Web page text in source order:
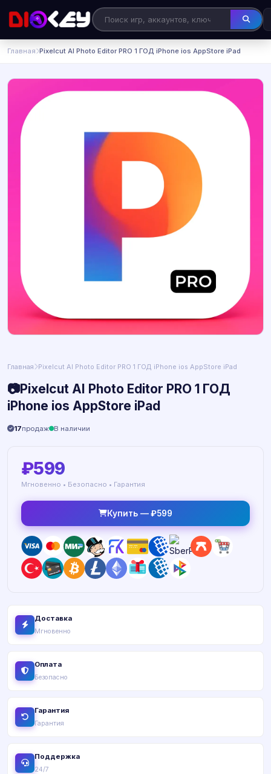
Главная Pixelcut AI Photo Editor PRO 1 ГОД iPhone ios AppStore iPad
Главная Pixelcut AI Photo Editor PRO 1 ГОД iPhone ios AppStore iPad
📷Pixelcut AI Photo Editor PRO 1 ГОД
iPhone ios AppStore iPad
17продаж В наличии
₽599
Мгновенно • Безопасно • Гарантия
Купить — ₽599
Доставка
Мгновенно
Оплата
Безопасно
Гарантия
Гарантия
Поддержка
24/7